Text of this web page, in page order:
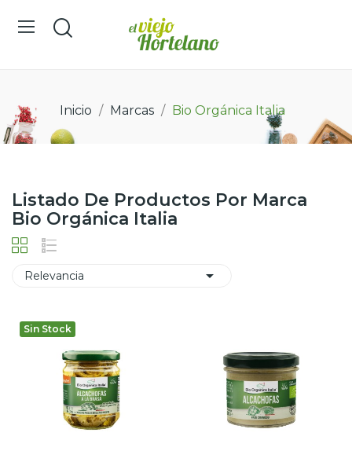
Inicio Marcas Bio Orgánica Italia
Listado De Productos Por Marca
Bio Orgánica Italia
Relevancia 
Sin Stock